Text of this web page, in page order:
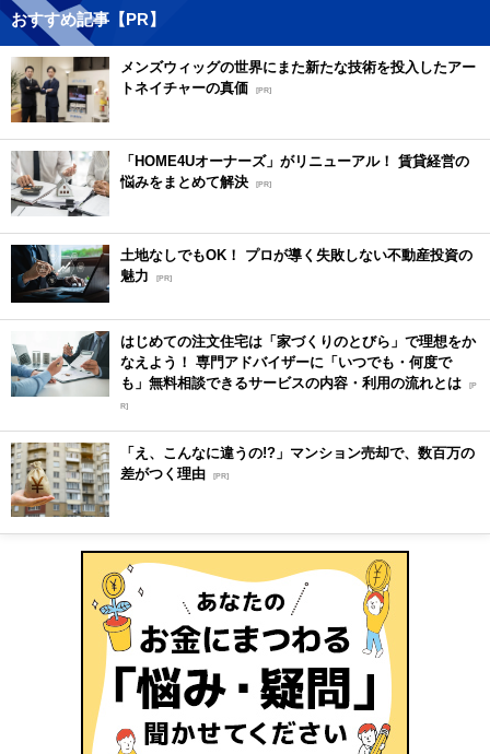
おすすめ記事【PR】
メンズウィッグの世界にまた新たな技術を投入したアー
トネイチャーの真価 [PR]
「HOME4Uオーナーズ」がリニューアル！ 賃貸経営の
悩みをまとめて解決 [PR]
土地なしでもOK！ プロが導く失敗しない不動産投資の
魅力
[PR]
はじめての注文住宅は「家づくりのとびら」で理想をか
なえよう！ 専門アドバイザーに「いつでも・何度で
も」無料相談できるサービスの内容・利用の流れとは [P
R]
「え、こんなに違うの!?」マンション売却で、数百万の
差がつく理由 [PR]